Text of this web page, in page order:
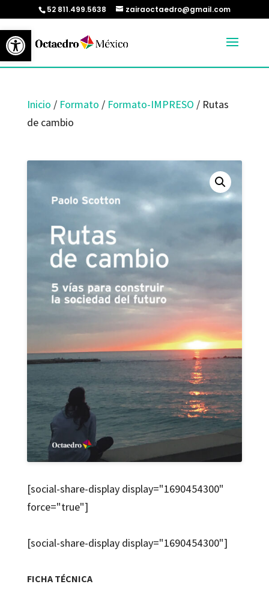
Abrir barra de herramientas
52 811.499.5638 zairaoctaedro@gmail.com
Inicio / Formato / Formato-IMPRESO / Rutas
de cambio
[social-share-display display="1690454300"
force="true"]
[social-share-display display="1690454300"]
FICHA TÉCNICA